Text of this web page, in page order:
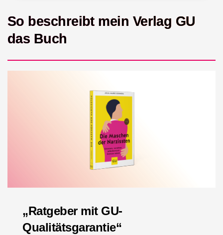
So beschreibt mein Verlag GU
das Buch
„Ratgeber mit GU-
Qualitätsgarantie“